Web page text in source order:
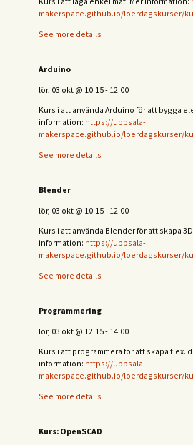
makerspace.github.io/loerdagskurser/
See more details
Arduino
lör, 03 okt @ 10:15- 12:00
Kurs i att använda Arduino för att bygga
information: https://uppsala-
makerspace.github.io/loerdagskurser/
See more details
Blender
lör, 03 okt @ 10:15- 12:00
Kurs i att använda Blender för att skapa
information: https://uppsala-
makerspace.github.io/loerdagskurser/
See more details
Programmering
lör, 03 okt @ 12:15- 14:00
Kurs i att programmera för att skapa t.ex.
information: https://uppsala-
makerspace.github.io/loerdagskurser/
See more details
Kurs: OpenSCAD